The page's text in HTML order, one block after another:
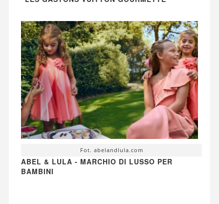
Fot. abelandlula.com
ABEL & LULA - MARCHIO DI LUSSO PER
BAMBINI